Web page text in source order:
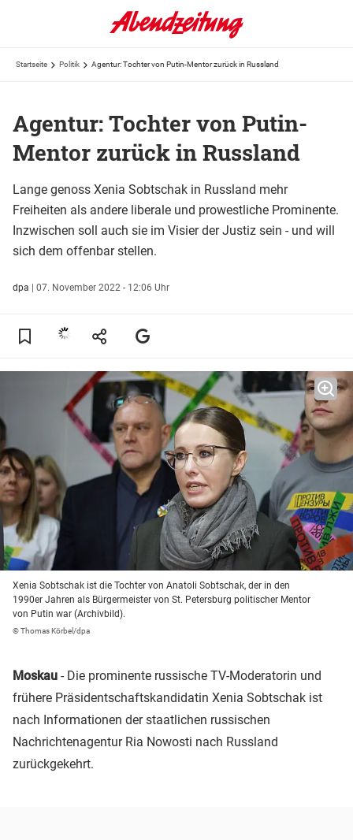
Startseite Politik Agentur: Tochter von Putin-Mentor zurück in Russland
Agentur: Tochter von Putin-
Mentor zurück in Russland
Lange genoss Xenia Sobtschak in Russland mehr
Freiheiten als andere liberale und prowestliche Prominente.
Inzwischen soll auch sie im Visier der Justiz sein - und will
sich dem offenbar stellen.
dpa | 07. November 2022 - 12:06 Uhr
Xenia Sobtschak ist die Tochter von Anatoli Sobtschak, der in den
1990er Jahren als Bürgermeister von St. Petersburg politischer Mentor
von Putin war (Archivbild).
© Thomas Körbel/dpa
Moskau - Die prominente russische TV-Moderatorin und
frühere Präsidentschaftskandidatin Xenia Sobtschak ist
nach Informationen der staatlichen russischen
Nachrichtenagentur Ria Nowosti nach Russland
zurückgekehrt.